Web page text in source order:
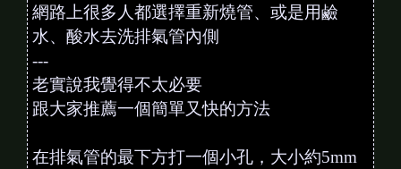
網路上很多人都選擇重新燒管、或是用鹼
水、酸水去洗排氣管內側
---
老實說我覺得不太必要
跟大家推薦一個簡單又快的方法
在排氣管的最下方打一個小孔，大小約5mm